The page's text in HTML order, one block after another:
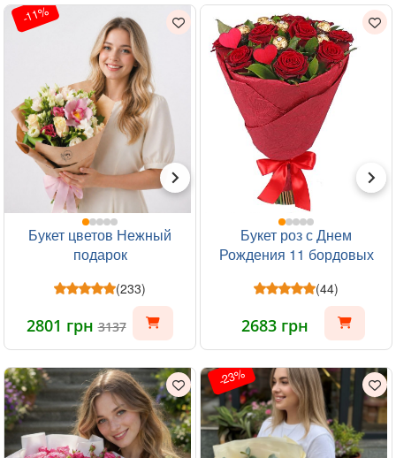
-11%
Букет цветов Нежный
подарок
(233)
2801 грн3137
Букет роз с Днем
Рождения 11 бордовых
(44)
2683 грн
-23%